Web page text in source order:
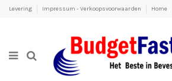
Levering Impressum - Verkoopsvoorwaarden Home